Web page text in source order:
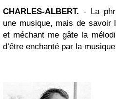
CHARLES-ALBERT. - La
une musique, mais de savoir
et méchant me gâte la
d’être enchanté par la